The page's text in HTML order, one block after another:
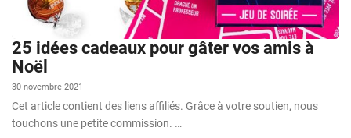
25 idées cadeaux pour gâter vos amis à
Noël
30 novembre 2021
Cet article contient des liens affiliés. Grâce à votre soutien, nous
touchons une petite commission. …